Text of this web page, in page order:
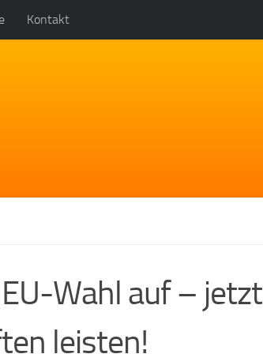
Kontakt
Wahl auf – jetzt
leisten!